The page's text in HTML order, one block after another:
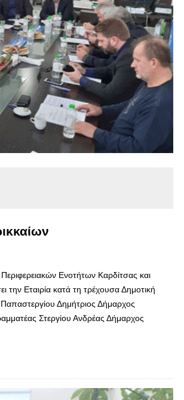
Ενοτήτων Καρδίτσας και
την Εταιρία κατά τη τρέχουσα Δημοτική
Δημήτριος Δήμαρχος
Στεργίου Ανδρέας Δήμαρχος